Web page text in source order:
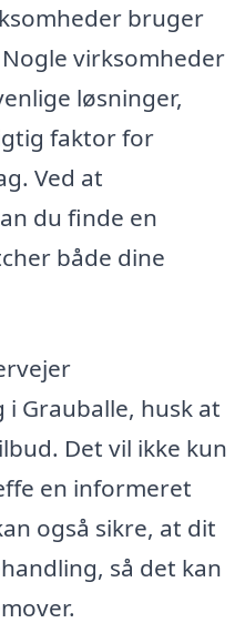
bruger
virksomheder
løsninger,
faktor for
Ved at
du finde en
både dine
Grauballe, husk at
Det vil ikke kun
en informeret
også sikre, at dit
så det kan